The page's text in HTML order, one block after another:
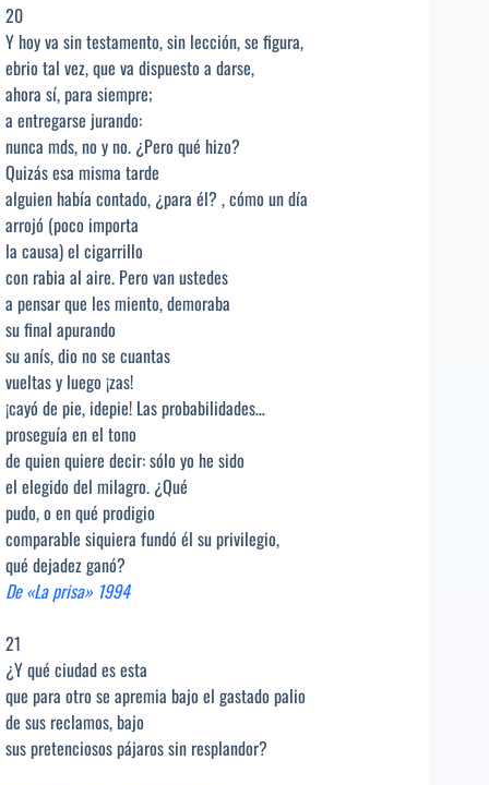
20
Y hoy va sin testamento, sin lección, se figura,
ebrio tal vez, que va dispuesto a darse,
ahora sí, para siempre;
a entregarse jurando:
nunca mds, no y no. ¿Pero qué hizo?
Quizás esa misma tarde
alguien había contado, ¿para él? , cómo un día
arrojó (poco importa
la causa) el cigarrillo
con rabia al aire. Pero van ustedes
a pensar que les miento, demoraba
su final apurando
su anís, dio no se cuantas
vueltas y luego ¡zas!
¡cayó de pie, idepie! Las probabilidades…
proseguía en el tono
de quien quiere decir: sólo yo he sido
el elegido del milagro. ¿Qué
pudo, o en qué prodigio
comparable siquiera fundó él su privilegio,
qué dejadez ganó?
De «La prisa» 1994
21
¿Y qué ciudad es esta
que para otro se apremia bajo el gastado palio
de sus reclamos, bajo
sus pretenciosos pájaros sin resplandor?